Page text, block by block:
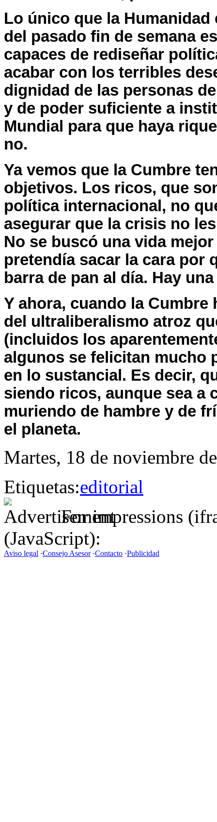
Lo único que la
del pasado fin de semana
capaces de rediseñar
acabar con los terribles
dignidad de las personas
y de poder suficiente a
Mundial para que haya
no.
Ya vemos que la Cumbre
objetivos. Los ricos, que
política internacional, no
asegurar que la crisis no
No se buscó una vida
pretendía sacar la cara por
barra de pan al día. Hay
Y ahora, cuando la
del ultraliberalismo atroz
(incluidos los
algunos se felicitan mucho
en lo sustancial. Es decir,
siendo ricos, aunque sea a
muriendo de hambre y de
el planeta.
Martes, 18 de noviembre
Etiquetas:editorial
For impressions
(JavaScript):
Aviso legal ·Consejo Asesor·Contacto ·Publicidad